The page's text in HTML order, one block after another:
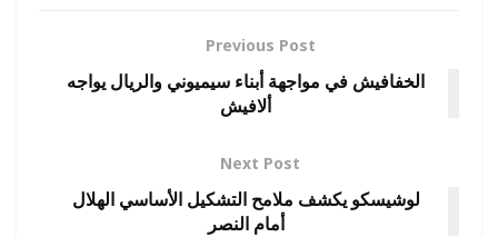
Previous Post
الخفافيش في مواجهة أبناء سيميوني والريال يواجه
ألافيش
Next Post
لوشيسكو يكشف ملامح التشكيل الأساسي الهلال
أمام النصر